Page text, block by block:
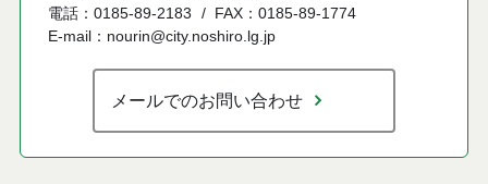
電話：0185-89-2183
FAX：0185-89-1774
E-mail：nourin@city.noshiro.lg.jp
メールでのお問い合わせ